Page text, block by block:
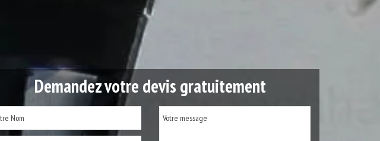
Demandez votre devis gratuitement